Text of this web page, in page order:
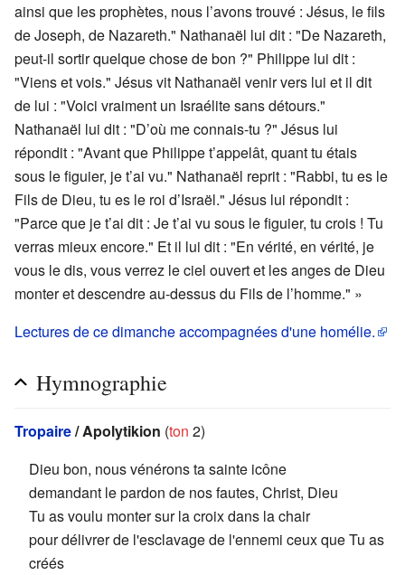
ainsi que les prophètes, nous l’avons trouvé : Jésus, le fils
de Joseph, de Nazareth." Nathanaël lui dit : "De Nazareth,
peut-il sortir quelque chose de bon ?" Philippe lui dit :
"Viens et vois." Jésus vit Nathanaël venir vers lui et il dit
de lui : "Voici vraiment un Israélite sans détours."
Nathanaël lui dit : "D’où me connais-tu ?" Jésus lui
répondit : "Avant que Philippe t’appelât, quant tu étais
sous le figuier, je t’ai vu." Nathanaël reprit : "Rabbi, tu es le
Fils de Dieu, tu es le roi d’Israël." Jésus lui répondit :
"Parce que je t’ai dit : Je t’ai vu sous le figuier, tu crois ! Tu
verras mieux encore." Et il lui dit : "En vérité, en vérité, je
vous le dis, vous verrez le ciel ouvert et les anges de Dieu
monter et descendre au-dessus du Fils de l’homme." »
Lectures de ce dimanche accompagnées d'une homélie.
Hymnographie
Tropaire/ Apolytikion (ton 2)
Dieu bon, nous vénérons ta sainte icône
demandant le pardon de nos fautes, Christ, Dieu
Tu as voulu monter sur la croix dans la chair
pour délivrer de l'esclavage de l'ennemi ceux que Tu as
créés